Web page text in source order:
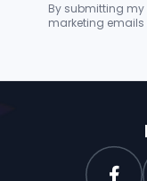
By submitting
marketing